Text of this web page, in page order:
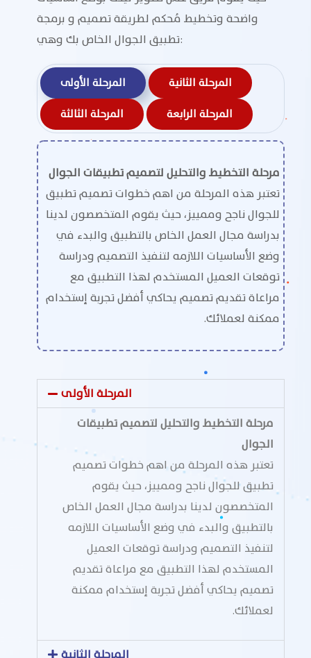
واضحة وتخطيط مُحكم لطريقة تصميم و برمجة
تطبيق الجوال الخاص بك وهي:
المرحلة الأولى
المرحلة الثانية
المرحلة الثالثة
المرحلة الرابعة
مرحلة التخطيط والتحليل لتصميم تطبيقات الجوال
تعتبر هذه المرحلة من اهم خطوات تصميم تطبيق
للجوال ناجح وممييز، حيث يقوم المتخصصون لدينا
بدراسة مجال العمل الخاص بالتطبيق والبدء في
وضع الأساسيات اللازمه لتنفيذ التصميم ودراسة
توقعات العميل المستخدم لهذا التطبيق مع
مراعاة تقديم تصميم يحاكي أفضل تجربة إستخدام
ممكنة لعملائك.
المرحلة الأولى
مرحلة التخطيط والتحليل لتصميم تطبيقات
الجوال
تعتبر هذه المرحلة من اهم خطوات تصميم
تطبيق للجوال ناجح وممييز، حيث يقوم
المتخصصون لدينا بدراسة مجال العمل الخاص
بالتطبيق والبدء في وضع الأساسيات اللازمه
لتنفيذ التصميم ودراسة توقعات العميل
المستخدم لهذا التطبيق مع مراعاة تقديم
تصميم يحاكي أفضل تجربة إستخدام ممكنة
لعملائك.
المرحلة الثانية